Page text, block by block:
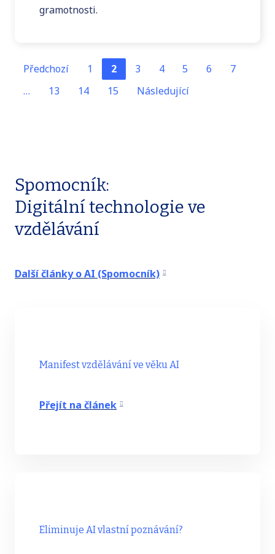
gramotnosti.
Předchozí 1 2 3 4 5 6
7
…
13 14 15 Následující
Spomocník:
Digitální technologie ve
vzdělávání
Další články o AI (Spomocník)
Manifest vzdělávání ve věku AI
Přejít na článek
Eliminuje AI vlastní poznávání?